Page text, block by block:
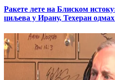
Ракете лете на Блиском
циљева у Ирану, Техеран